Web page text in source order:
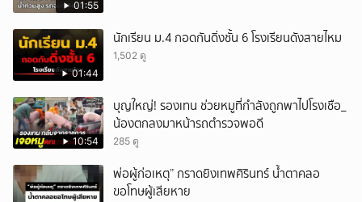
01:55
01:44
นักเรียน ม.4 กอดกันดิ่งชั้น 6 โรงเรียนดังสายไหม
1,502 ดู
10:54
บุญใหญ่! รองเทน ช่วยหมูที่กำลังถูกพาไปโรงเชือ_
น้องตกลงมาหน้ารถตำรวจพอดี
285 ดู
พ่อผู้ก่อเหตุ” กราดยิงเทพศิรินทร์ น้ำตาคลอ
ขอโทษผู้เสียหาย